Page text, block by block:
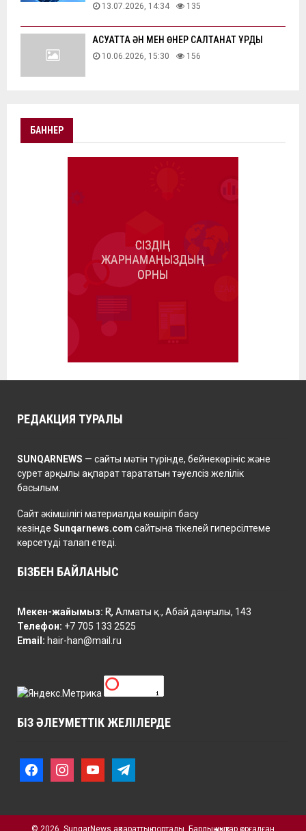
13.07.2026, 14:34 135
АҚСУАТТА ӘН МЕН ӨНЕР САЛТАНАТ ҚҰРДЫ
10.06.2026, 15:30 156
БАННЕР
РЕДАКЦИЯ ТУРАЛЫ
SUNQARNEWS — сайты мәтін түрінде, бейнекөрініс және
сурет арқылы ақпарат тарататын тәуелсіз желілік
басылым.
Сайт әкімшілігі материалды көшіріп басу
кезінде Sunqarnews.com сайтына тікелей гиперсілтеме
көрсетуді талап етеді.
БІЗБЕН БАЙЛАНЫС
Мекен-жайымыз: ҚР, Алматы қ., Абай даңғылы, 143
Телефон: +7 705 133 2525
Email: hair-han@mail.ru
БІЗ ӘЛЕУМЕТТІК ЖЕЛІЛЕРДЕ
b
a
u
g
© 2026. SunqarNews ақпараттық порталы. Барлық құқықтар қорғалған